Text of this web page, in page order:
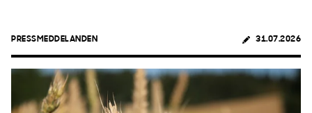
PRESSMEDDELANDEN 31.07.2026